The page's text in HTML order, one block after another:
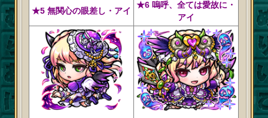
★5 無関心の眼差し・アイ
★6 嗚呼、全ては愛故に・
アイ